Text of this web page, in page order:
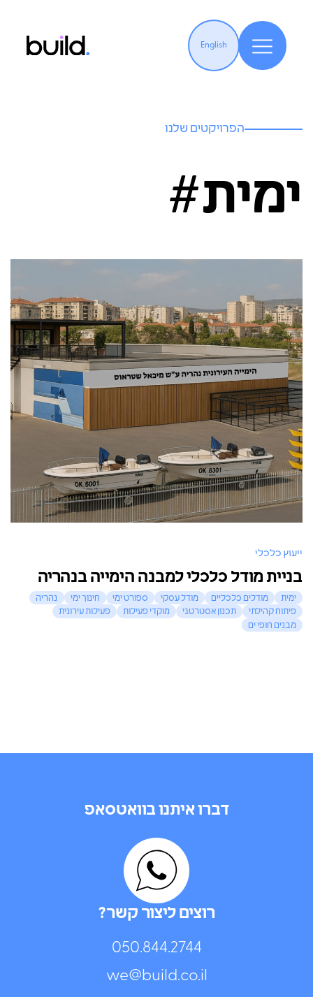
English
הפרויקטים שלנו
ימית#
ייעוץ כלכלי
בניית מודל כלכלי למבנה הימייה בנהריה
ימית מודלים כלכליים מודל עסקי ספורט ימי חינוך ימי
נהריה
פיתוח קהילתי
תכנון אסטרטגי מוקדי פעילות
פעילות עירונית
מבנים חופי ים
דברו איתנו בוואטסאפ
רוצים ליצור קשר?
050.844.2744⁩
we@build.co.il